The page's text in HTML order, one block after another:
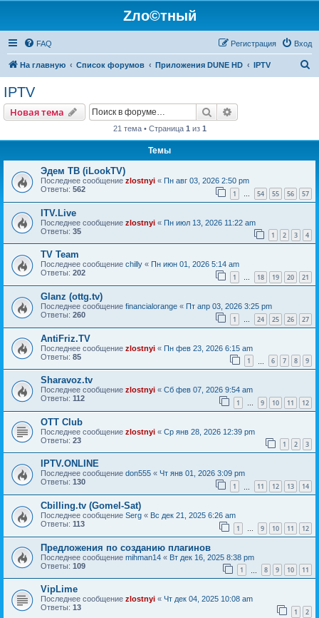
Zло©тный
FAQ Вход
Регистрация
На главную Список форумов Приложения DUNE HD IPTV
IPTV
Новая тема Поиск
21 тема • Страница 1 из 1
Темы
Эдем ТВ (iLookTV)
Последнее сообщение zlostnyi « Пн авг 03, 2026 2:50 pm
Ответы: 562 1 … 54 55 56 57
ITV.Live
Последнее сообщение zlostnyi « Пн июл 13, 2026 11:22 am
Ответы: 35 1 2 3 4
TV Team
Последнее сообщение chilly « Пн июн 01, 2026 5:14 am
Ответы: 202 1 … 18 19 20 21
Glanz (ottg.tv)
Последнее сообщение financialorange « Пт апр 03, 2026 3:25 pm
Ответы: 260 1 … 24 25 26 27
AntiFriz.TV
Последнее сообщение zlostnyi « Пн фев 23, 2026 6:15 am
Ответы: 85 1 6 7 8 9
Sharavoz.tv
Последнее сообщение zlostnyi « Сб фев 07, 2026 9:54 am
Ответы: 112 1 … 9 10 11 12
OTT Club
Последнее сообщение zlostnyi « Ср янв 28, 2026 12:39 pm
Ответы: 23 1 2 3
IPTV.ONLINE
Последнее сообщение don555 « Чт янв 01, 2026 3:09 pm
Ответы: 130 1 11 12 13 14
Cbilling.tv (Gomel-Sat)
Последнее сообщение Serg « Вс дек 21, 2025 6:26 am
Ответы: 113 1 … 9 10 11 12
Предложения по созданию плагинов
Последнее сообщение mihman14 « Вт дек 16, 2025 8:38 pm
Ответы: 109 1 8 9 10 11
VipLime
Последнее сообщение zlostnyi « Чт дек 04, 2025 10:08 am
Ответы: 13 1 2